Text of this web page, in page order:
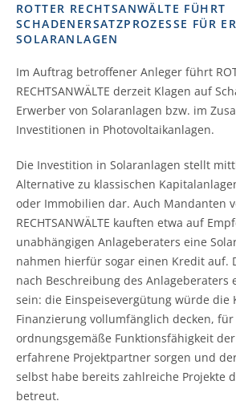
ROTTER RECHTSANWÄLTE FÜHRT
SCHADENERSATZPROZESSE FÜR
SOLARANLAGEN
Im Auftrag betroffener Anleger führt
RECHTSANWÄLTE derzeit Klagen auf
Erwerber von Solaranlagen bzw. im
Investitionen in Photovoltaikanlagen.
Die Investition in Solaranlagen stellt
Alternative zu klassischen
oder Immobilien dar. Auch Mandanten
RECHTSANWÄLTE kauften etwa auf
unabhängigen Anlageberaters eine
nahmen hierfür sogar einen Kredit auf.
nach Beschreibung des Anlageberaters
sein: die Einspeisevergütung würde die
Finanzierung vollumfänglich decken, für
ordnungsgemäße Funktionsfähigkeit
erfahrene Projektpartner sorgen und
selbst habe bereits zahlreiche Projekte
betreut.